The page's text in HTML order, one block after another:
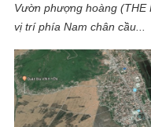
Vườn phượng hoàng (THE
vị trí phía Nam chân cầu...